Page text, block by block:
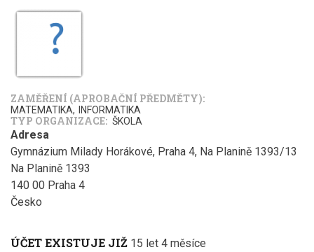
ZAMĚŘENÍ (APROBAČNÍ PŘEDMĚTY)
MATEMATIKA INFORMATIKA
TYP ORGANIZACE ŠKOLA
Adresa
Gymnázium Milady Horákové, Praha 4, Na Planině 1393/13
Na Planině 1393
140 00 Praha 4
Česko
ÚČET EXISTUJE JIŽ 15 let 4 měsíce